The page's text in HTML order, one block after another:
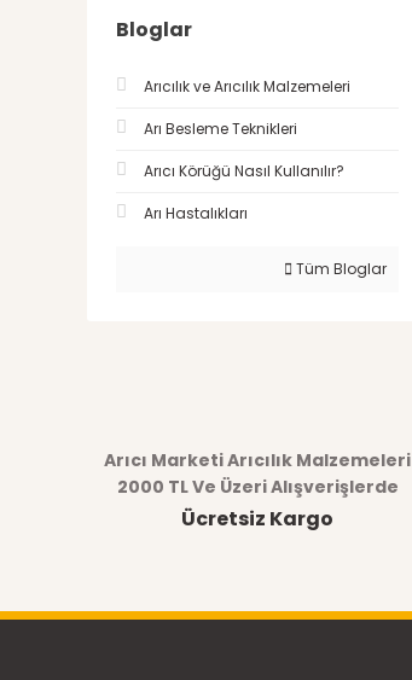
Bloglar
Arıcılık ve Arıcılık Malzemeleri
Arı Besleme Teknikleri
Arıcı Körüğü Nasıl Kullanılır?
Arı Hastalıkları
Tüm Bloglar
Arıcı Marketi Arıcılık Malzemeleri
2000 TL Ve Üzeri Alışverişlerde
Ücretsiz Kargo